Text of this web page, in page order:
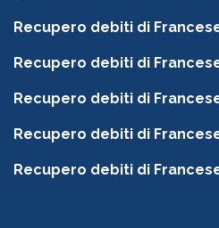
Recupero debiti di
Recupero debiti di
Recupero debiti di
Recupero debiti di
Recupero debiti di